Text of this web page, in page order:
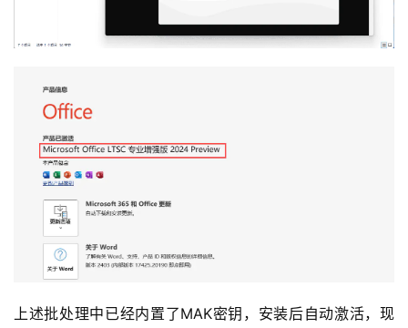
上述批处理中已经内置了MAK密钥，安装后自动激活，现